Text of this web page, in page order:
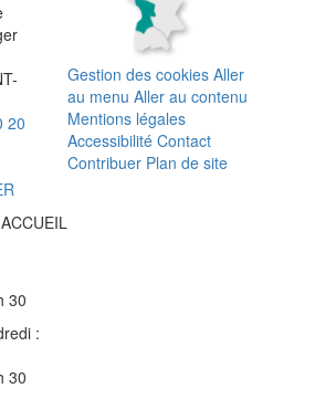
20
30
:
30
Gestion des cookies Aller
au menu Aller au contenu
Mentions légales
Accessibilité Contact
Contribuer Plan de site